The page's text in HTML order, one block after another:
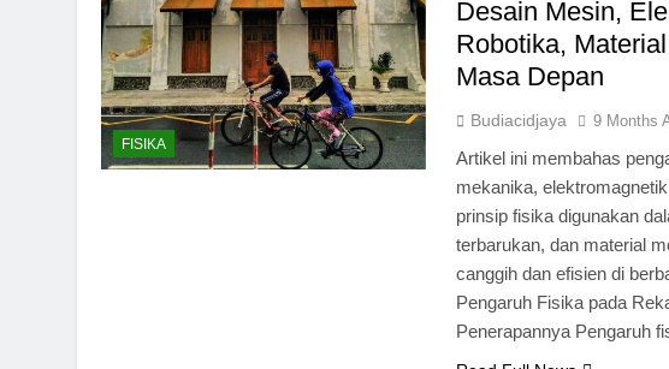
FISIKA
Desain Mesin,
Robotika,
Masa Depan
Budiacidjaya 9 Months
Artikel ini membahas
mekanika,
prinsip fisika digunakan
terbarukan, dan material
canggih dan efisien di
Pengaruh Fisika pada
Penerapannya Pengaruh